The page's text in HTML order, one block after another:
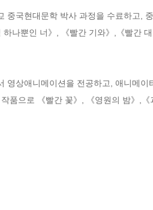
중국현대문학 박사 과정을 수료하고,
하나뿐인 너》, 《빨간 기와》,《빨간
영상애니메이션을 전공하고, 애니메
품으로 《빨간 꽃》, 《영원의 밤》,